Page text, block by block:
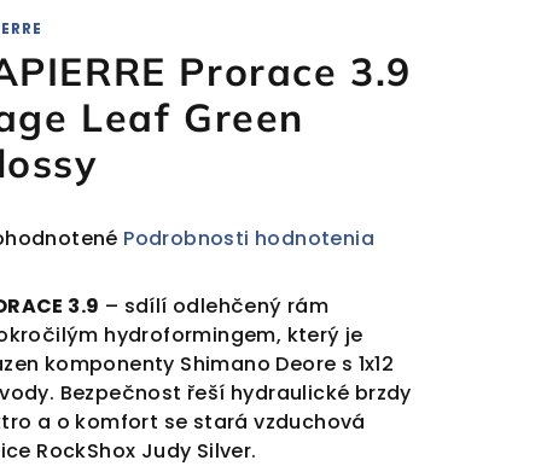
Prorace 3.9
Leaf Green
Podrobnosti hodnotenia
3.9 – sdílí odlehčený rám
hydroformingem, který je
komponenty Shimano Deore s 1x12
Bezpečnost řeší hydraulické brzdy
a o komfort se stará vzduchová
RockShox Judy Silver.